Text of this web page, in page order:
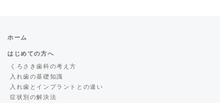
ホーム
はじめての方へ
くろさき歯科の考え方
入れ歯の基礎知識
入れ歯とインプラントとの違い
症状別の解決法